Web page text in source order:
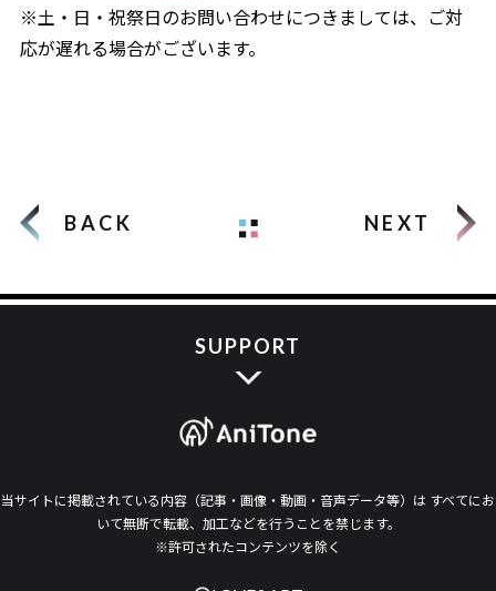
※土・日・祝祭日のお問い合わせにつきましては、ご対
応が遅れる場合がございます。
BACK NEXT
SUPPORT
当サイトに掲載されている内容（記事・画像・動画・音声データ等）は すべてにお
いて無断で転載、加工などを行うことを禁じます。
※許可されたコンテンツを除く